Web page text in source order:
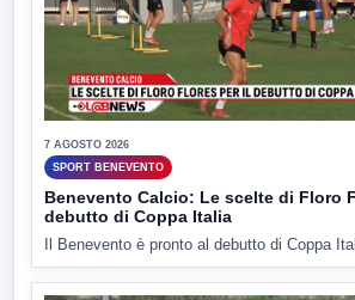
7 AGOSTO 2026
SPORT BENEVENTO
Benevento Calcio: Le scelte di Floro
debutto di Coppa Italia
Il Benevento è pronto al debutto di Coppa